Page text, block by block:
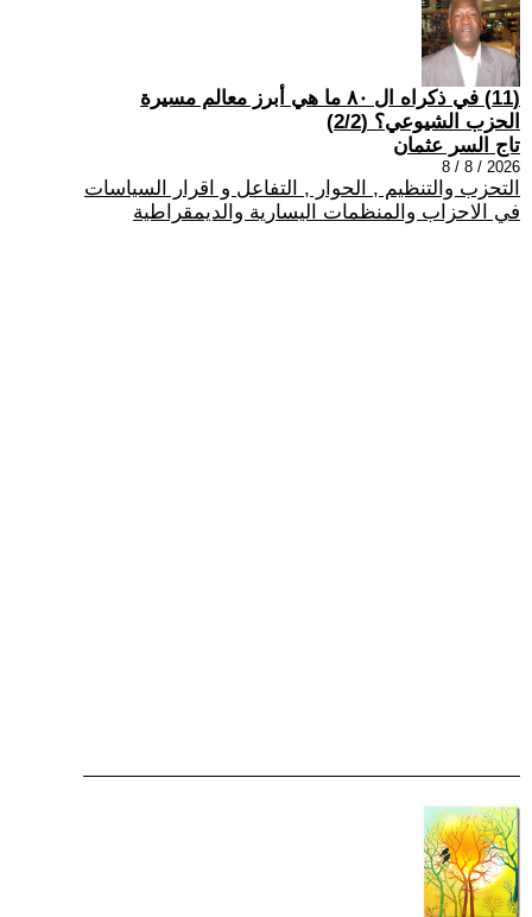
(11) في ذكراه ال ٨٠ ما هي أبرز معالم مسيرة
الحزب الشيوعي؟ (2/2)
تاج السر عثمان
2026 / 8 / 8
التحزب والتنظيم , الحوار , التفاعل و اقرار السياسات
في الاحزاب والمنظمات اليسارية والديمقراطية